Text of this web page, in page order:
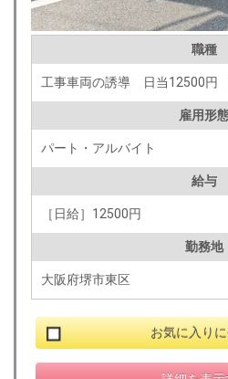
職種
工事車両の誘導 日当12500円
雇用形
パート・アルバイト
給与
［日給］12500円
勤務地
大阪府堺市東区
お気に入り